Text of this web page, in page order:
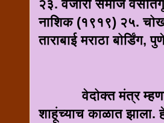
२३. वंजारी समाज
नाशिक (१९१९) २५.
ताराबाई मराठा बोर्डिंग,
वेदोक्त मंत्र
शाहूंच्याच काळात झाला.